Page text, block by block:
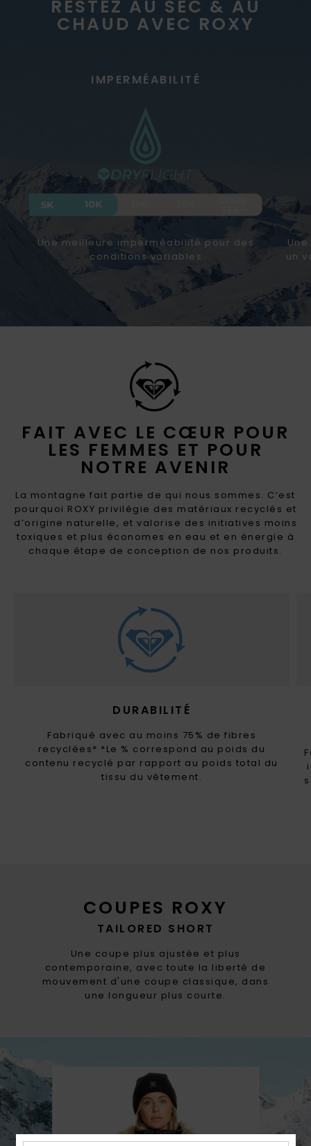
COUPES ROXY
TAILORED SHORT
Une coupe plus ajustée et plus
contemporaine, avec toute la liberté de
mouvement d'une coupe classique, dans
une longueur plus courte.
FAIT AVEC LE CŒUR POUR
LES FEMMES ET POUR
NOTRE AVENIR
La montagne fait partie de qui nous sommes. C’est
pourquoi ROXY privilégie des matériaux recyclés et
d’origine naturelle, et valorise des initiatives moins
toxiques et plus économes en eau et en énergie à
chaque étape de conception de nos produits.
DURABILITÉ
Fabriqué avec au moins 75% de fibres
recyclées* *Le % correspond au poids du
contenu recyclé par rapport au poids total du
tissu du vêtement.
RESTEZ AU SEC & AU
CHAUD AVEC ROXY
IMPERMÉABILITÉ
Une meilleure imperméabilité pour des
conditions variables
un